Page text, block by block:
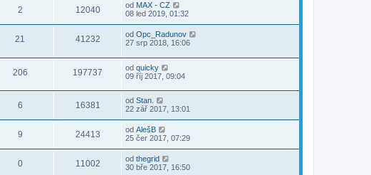
2 12040 od MAX - CZ
08 led 2019, 01:32
21 41232 od Opc_Radunov
27 srp 2018, 16:06
206 197737 od quicky
09 říj 2017, 09:04
6 16381 od Stan.
22 zář 2017, 13:01
9 24413 od AlešB
25 čer 2017, 07:29
0 11002 od thegrid
30 bře 2017, 16:50